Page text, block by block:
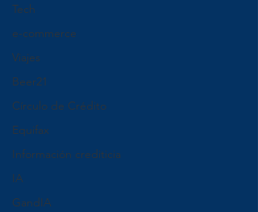
Tech
e-commerce
Viajes
Beer21
Círculo de Crédito
Equifax
Información crediticia
IA
GandIA